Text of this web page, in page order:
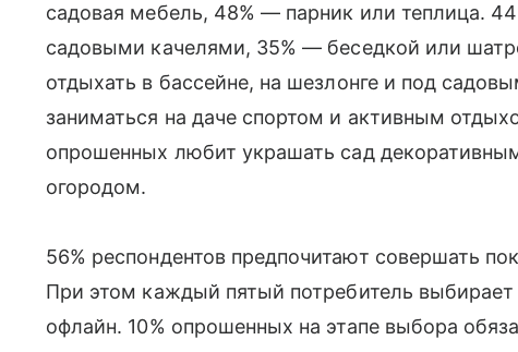
садовая мебель, 48% — парник или теплица.
садовыми качелями, 35% — беседкой или
отдыхать в бассейне, на шезлонге и под
заниматься на даче спортом и активным
опрошенных любит украшать сад
огородом.
56% респондентов предпочитают совершать
При этом каждый пятый потребитель выбирает
офлайн. 10% опрошенных на этапе выбора